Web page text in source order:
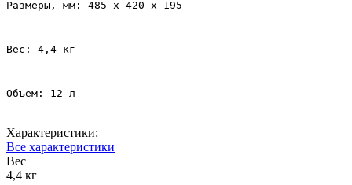
Размеры, мм: 485 x 420 x 195
Вес: 4,4 кг
Объем: 12 л
Характеристики:
Все характеристики
Вес
4,4 кг